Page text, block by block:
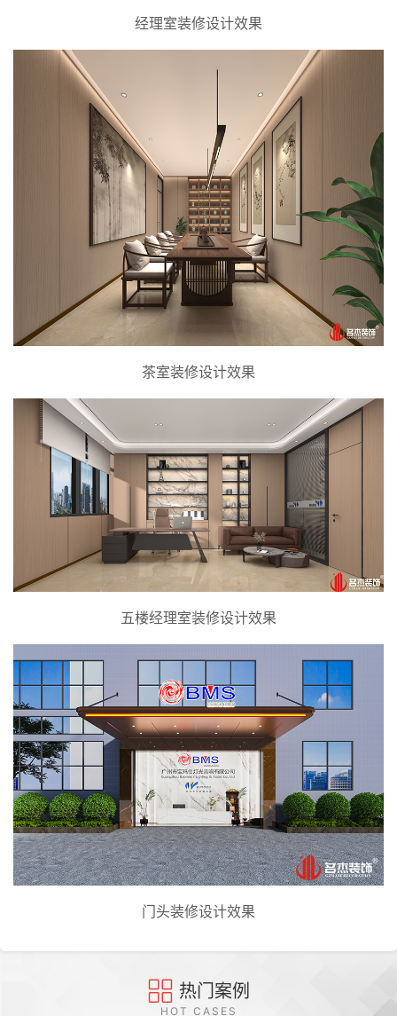
经理室装修设计效果
茶室装修设计效果
五楼经理室装修设计效果
门头装修设计效果
热门案例
HOT CASES